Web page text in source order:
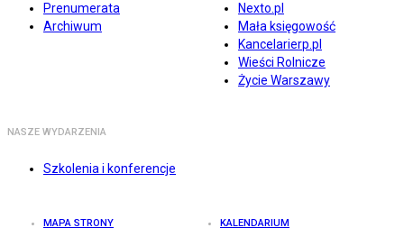
Prenumerata
Archiwum
Nexto.pl
Mała księgowość
Kancelarierp.pl
Wieści Rolnicze
Życie Warszawy
NASZE WYDARZENIA
Szkolenia i konferencje
MAPA STRONY KALENDARIUM